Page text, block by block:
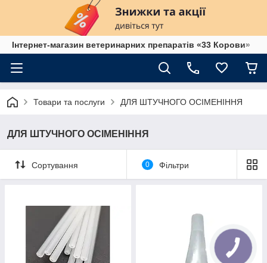
Інтернет-магазин ветеринарних препаратів «33 Корови»
Товари та послуги ДЛЯ ШТУЧНОГО ОСІМЕНІННЯ
ДЛЯ ШТУЧНОГО ОСІМЕНІННЯ
Сортування 0 Фільтри